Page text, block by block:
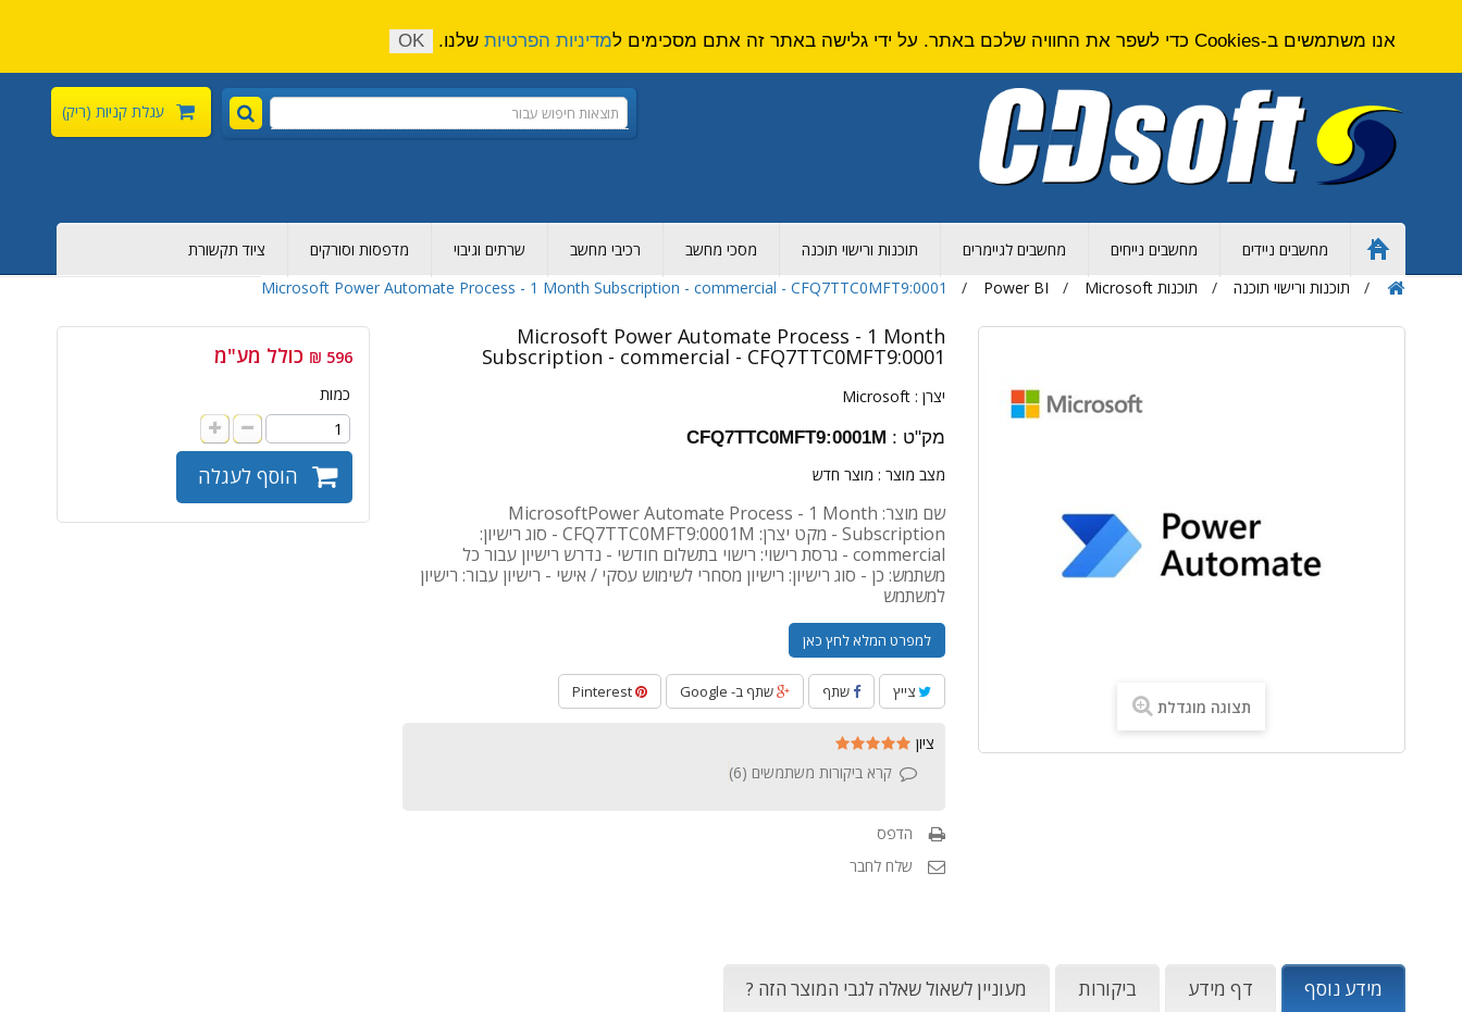
עגלת קניות (ריק)
Home
Page
מחשבים ניידים מחשבים נייחים מחשבים לגיימרים תוכנות ורישוי תוכנה מסכי מחשב רכיבי מחשב שרתים וגיבוי מדפסות וסורקים
ציוד תקשורת
תוכנות ורישוי תוכנה
תוכנות Microsoft Power BI
Microsoft Power Automate Process - 1 Month Subscription - commercial - CFQ7TTC0MFT9:0001
תצוגה מוגדלת
Microsoft Power Automate Process - 1 Month
Subscription - commercial - CFQ7TTC0MFT9:0001
יצרן :Microsoft
מק"ט : CFQ7TTC0MFT9:0001M
מצב מוצר : מוצר חדש
שם מוצר: MicrosoftPower Automate Process - 1 Month
Subscription - מקט יצרן: CFQ7TTC0MFT9:0001M - סוג רישיון:
commercial - גרסת רישוי: רישוי בתשלום חודשי - נדרש רישיון עבור כל
משתמש: כן - סוג רישיון: רישיון מסחרי לשימוש עסקי / אישי - רישיון עבור: רישיון
למשתמש
למפרט המלא לחץ כאן
צייץ שתף שתף ב- Google Pinterest
ציון
קרא ביקורות משתמשים (6
)
הדפס
שלח לחבר
596 ₪ כולל מע"מ
כמות
הוסף לעגלה
מידע נוסף דף מידע ביקורות מעוניין לשאול שאלה לגבי המוצר הזה ?
אנו משתמשים ב-Cookies כדי לשפר את החוויה שלכם באתר. על ידי גלישה באתר זה אתם מסכימים ל מדיניות הפרטיות שלנו. OK